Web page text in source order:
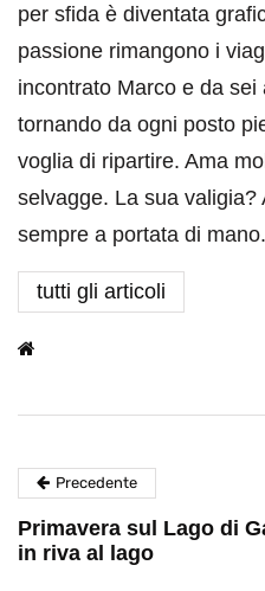
per sfida è diventata
passione rimangono i
incontrato Marco e da
tornando da ogni posto
voglia di ripartire. Ama
selvagge. La sua
sempre a portata di mano.
tutti gli articoli
Precedente
Primavera sul Lago di
in riva al lago